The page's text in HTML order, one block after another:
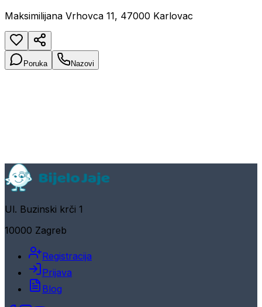
Maksimilijana Vrhovca 11, 47000 Karlovac
Poruka Nazovi
Ul. Buzinski krči 1
10000 Zagreb
Registracija
Prijava
Blog